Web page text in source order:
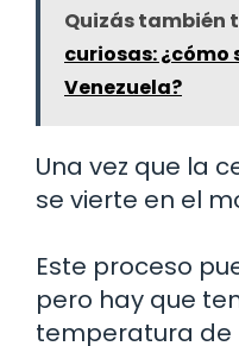
Quizás también
curiosas: ¿cómo
Venezuela?
Una vez que la
se vierte en el
Este proceso
pero hay que
temperatura de